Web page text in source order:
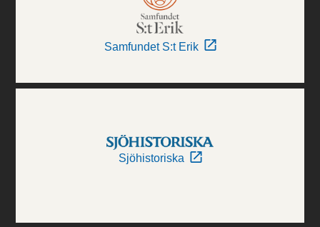
Samfundet S:t Erik
Sjöhistoriska